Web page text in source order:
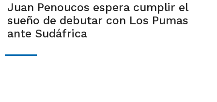
Juan Penoucos espera cumplir el
sueño de debutar con Los Pumas
ante Sudáfrica